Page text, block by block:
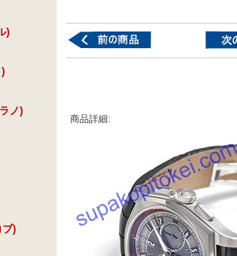
)
ノ)
)
商品詳細: